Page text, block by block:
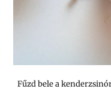
Fűzd bele a